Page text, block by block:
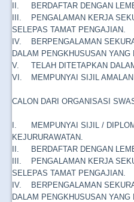
II.
BERDAFTAR DENGAN
III.
PENGALAMAN KERJA
SELEPAS TAMAT PENGAJIAN.
IV.
BERPENGALAMAN
DALAM PENGKHUSUSAN YANG
V.
TELAH DITETAPKAN
VI.
MEMPUNYAI SIJIL
CALON DARI ORGANISASI
I.
MEMPUNYAI SIJIL /
KEJURURAWATAN.
II.
BERDAFTAR DENGAN
III.
PENGALAMAN KERJA
SELEPAS TAMAT PENGAJIAN.
IV.
BERPENGALAMAN
DALAM PENGKHUSUSAN YANG